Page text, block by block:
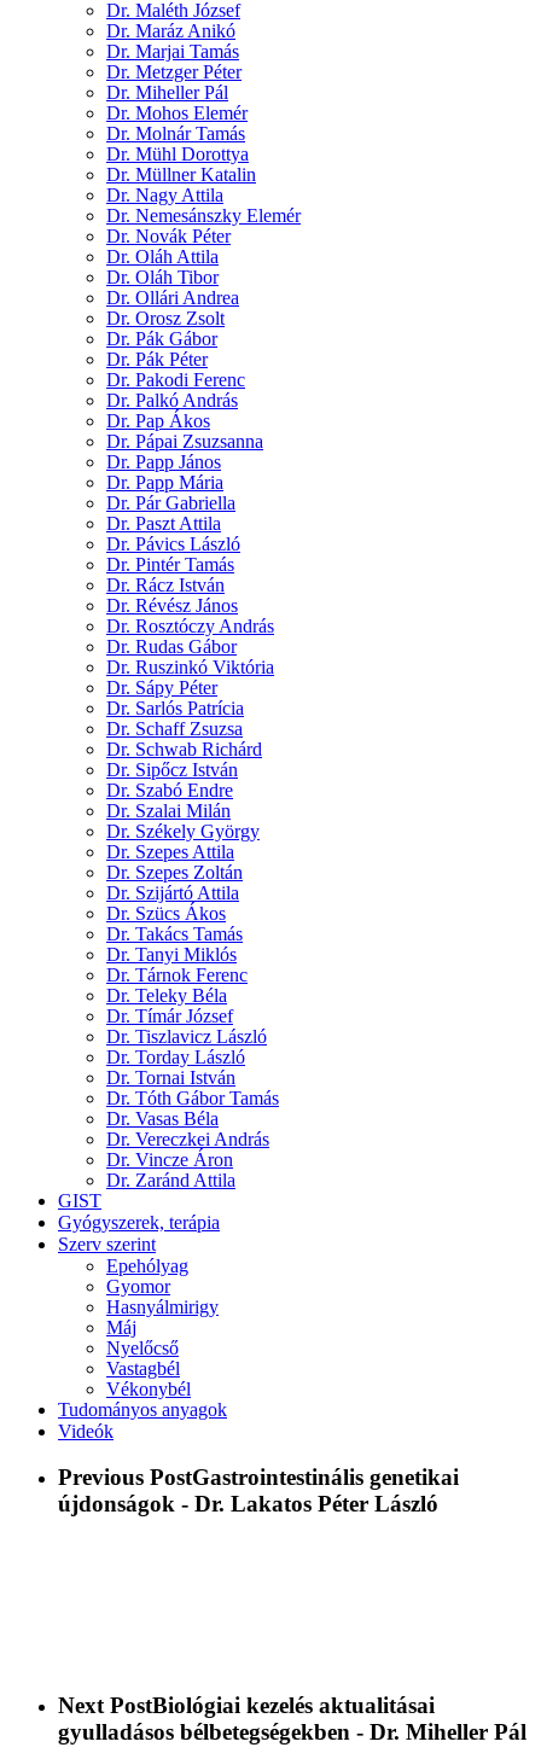
Dr. Maléth József
Dr. Maráz Anikó
Dr. Marjai Tamás
Dr. Metzger Péter
Dr. Miheller Pál
Dr. Mohos Elemér
Dr. Molnár Tamás
Dr. Mühl Dorottya
Dr. Müllner Katalin
Dr. Nagy Attila
Dr. Nemesánszky Elemér
Dr. Novák Péter
Dr. Oláh Attila
Dr. Oláh Tibor
Dr. Ollári Andrea
Dr. Orosz Zsolt
Dr. Pák Gábor
Dr. Pák Péter
Dr. Pakodi Ferenc
Dr. Palkó András
Dr. Pap Ákos
Dr. Pápai Zsuzsanna
Dr. Papp János
Dr. Papp Mária
Dr. Pár Gabriella
Dr. Paszt Attila
Dr. Pávics László
Dr. Pintér Tamás
Dr. Rácz István
Dr. Révész János
Dr. Rosztóczy András
Dr. Rudas Gábor
Dr. Ruszinkó Viktória
Dr. Sápy Péter
Dr. Sarlós Patrícia
Dr. Schaff Zsuzsa
Dr. Schwab Richárd
Dr. Sipőcz István
Dr. Szabó Endre
Dr. Szalai Milán
Dr. Székely György
Dr. Szepes Attila
Dr. Szepes Zoltán
Dr. Szijártó Attila
Dr. Szücs Ákos
Dr. Takács Tamás
Dr. Tanyi Miklós
Dr. Tárnok Ferenc
Dr. Teleky Béla
Dr. Tímár József
Dr. Tiszlavicz László
Dr. Torday László
Dr. Tornai István
Dr. Tóth Gábor Tamás
Dr. Vasas Béla
Dr. Vereczkei András
Dr. Vincze Áron
Dr. Zaránd Attila
GIST
Gyógyszerek, terápia
Szerv szerint
Epehólyag
Gyomor
Hasnyálmirigy
Máj
Nyelőcső
Vastagbél
Vékonybél
Tudományos anyagok
Videók
Previous PostGastrointestinális genetikai
újdonságok - Dr. Lakatos Péter László
Next PostBiológiai kezelés aktualitásai
gyulladásos bélbetegségekben - Dr. Miheller Pál